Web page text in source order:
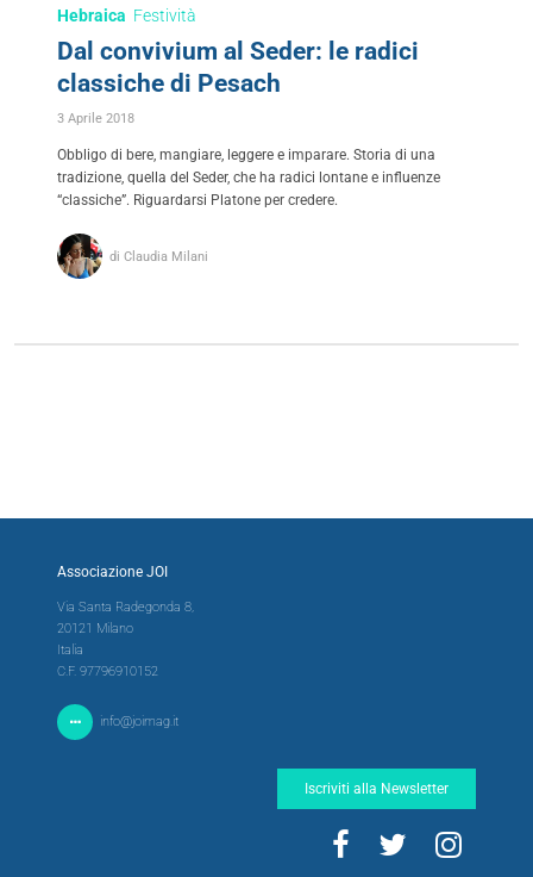
Hebraica Festività
Dal convivium al Seder: le radici
classiche di Pesach
3 Aprile 2018
Obbligo di bere, mangiare, leggere e imparare. Storia di una
tradizione, quella del Seder, che ha radici lontane e influenze
“classiche”. Riguardarsi Platone per credere.
di Claudia Milani
Associazione JOI
Via Santa Radegonda 8,
20121 Milano
Italia
C.F. 97796910152
info@joimag.it
Iscriviti alla Newsletter